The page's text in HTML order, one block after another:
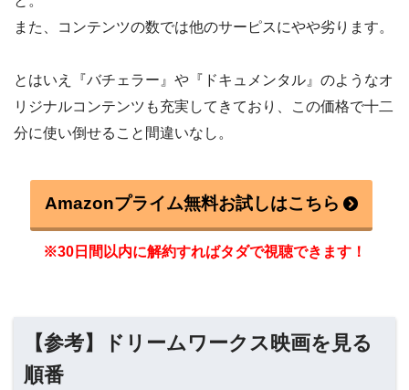
また、コンテンツの数では他のサーピスにやや劣ります。
とはいえ『バチェラー』や『ドキュメンタル』のようなオ
リジナルコンテンツも充実してきており、この価格で十二
分に使い倒せること間違いなし。
Amazonプライム無料お試しはこちら
※30日間以内に解約すればタダで視聴できます！
【参考】ドリームワークス映画を見る
順番